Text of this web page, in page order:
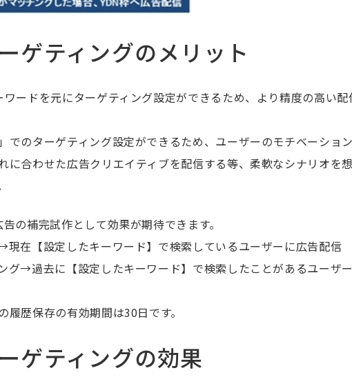
ゲティングのメリット
ードを元にターゲティング設定ができるため、より精度の高い
でのターゲティング設定ができるため、ユーザーのモチベーショ
に合わせた広告クリエイティブを配信する等、柔軟なシナリオを
の補完試作として効果が期待できます。
現在【設定したキーワード】で検索しているユーザーに広告配信
グ→過去に【設定したキーワード】で検索したことがあるユーザ
歴保存の有効期間は30日です。
ゲティングの効果